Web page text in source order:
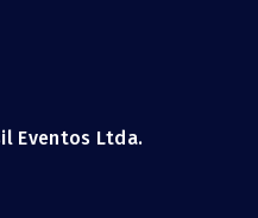
Eventos Ltda.